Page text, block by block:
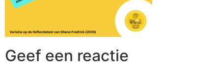
Geef een reactie